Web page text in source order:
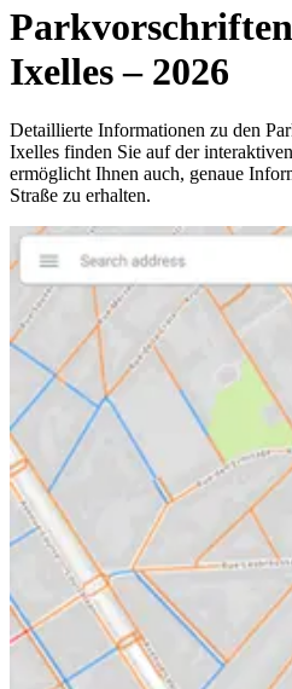
Ixelles – 2026
Detaillierte Informationen zu den
Ixelles finden Sie auf der
ermöglicht Ihnen auch, genaue
Straße zu erhalten.